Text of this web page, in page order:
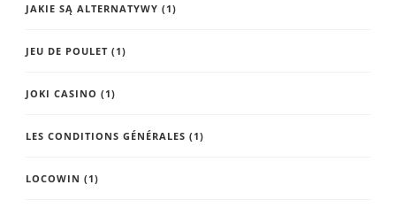
JAKIE SĄ ALTERNATYWY (1)
JEU DE POULET (1)
JOKI CASINO (1)
LES CONDITIONS GÉNÉRALES (1)
LOCOWIN (1)